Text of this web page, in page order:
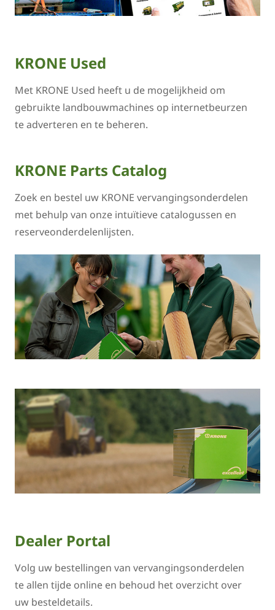
KRONE Used
Met KRONE Used heeft u de mogelijkheid om
gebruikte landbouwmachines op internetbeurzen
te adverteren en te beheren.
KRONE Parts Catalog
Zoek en bestel uw KRONE vervangingsonderdelen
met behulp van onze intuïtieve catalogussen en
reserveonderdelenlijsten.
Dealer Portal
Volg uw bestellingen van vervangingsonderdelen
te allen tijde online en behoud het overzicht over
uw besteldetails.